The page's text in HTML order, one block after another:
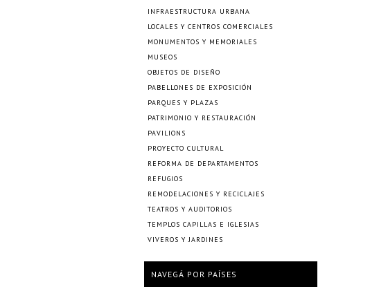
INFRAESTRUCTURA URBANA
LOCALES Y CENTROS COMERCIALES
MONUMENTOS Y MEMORIALES
MUSEOS
OBJETOS DE DISEÑO
PABELLONES DE EXPOSICIÓN
PARQUES Y PLAZAS
PATRIMONIO Y RESTAURACIÓN
PAVILIONS
PROYECTO CULTURAL
REFORMA DE DEPARTAMENTOS
REFUGIOS
REMODELACIONES Y RECICLAJES
TEATROS Y AUDITORIOS
TEMPLOS CAPILLAS E IGLESIAS
VIVEROS Y JARDINES
NAVEGÁ POR PAÍSES